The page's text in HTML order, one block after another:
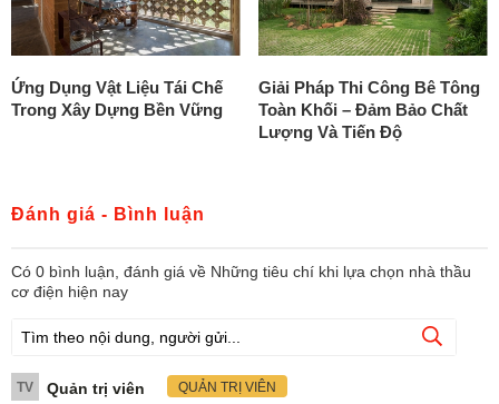
Ứng Dụng Vật Liệu Tái Chế
Trong Xây Dựng Bền Vững
Giải Pháp Thi Công Bê Tông
Toàn Khối – Đảm Bảo Chất
Lượng Và Tiến Độ
Đánh giá - Bình luận
Có 0 bình luận, đánh giá về Những tiêu chí khi lựa chọn nhà thầu
cơ điện hiện nay
TV Quản trị viên QUẢN TRỊ VIÊN